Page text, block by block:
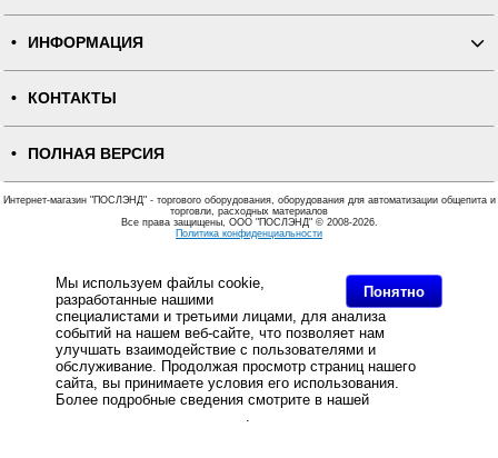
Понятно
Мы используем файлы cookie,
разработанные нашими
специалистами и третьими лицами, для анализа
событий на нашем веб-сайте, что позволяет нам
улучшать взаимодействие с пользователями и
обслуживание. Продолжая просмотр страниц нашего
сайта, вы принимаете условия его использования.
Более подробные сведения смотрите в нашей
.
ИНФОРМАЦИЯ
КОНТАКТЫ
ПОЛНАЯ ВЕРСИЯ
Интернет-магазин "ПОСЛЭНД" - торгового оборудования, оборудования для автоматизации общепита и
торговли, расходных материалов
Все права защищены, ООО "ПОСЛЭНД" © 2008-2026.
Политика конфиденциальности